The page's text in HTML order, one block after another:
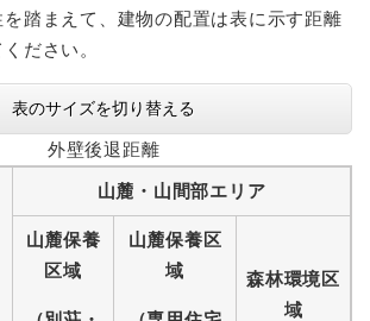
踏まえて、建物の配置は表に示す距離
ださい。
表のサイズを切り替える
山麓・山間部エリア
山麓保養
区域
山麓保養区
域
森林環境区
域
外壁後退距離